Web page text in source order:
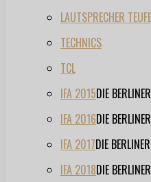
LAUTSPRECHER
TECHNICS
TCL
IFA 2015DIE
IFA 2016DIE
IFA 2017DIE
IFA 2018DIE